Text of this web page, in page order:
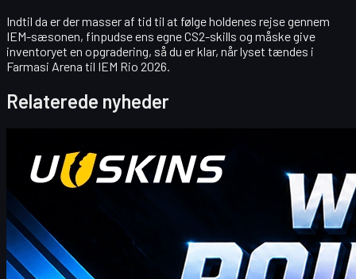
Indtil da er der masser af tid til at følge holdenes rejse gennem
IEM-sæsonen, finpudse ens egne CS2-skills og måske give
inventoryet en opgradering, så du er klar, når lyset tændes i
Farmasi Arena til IEM Rio 2026.
Relaterede nyheder
Hej CS2-handlere! Velkommen til vores ugentlige
bonusblog!
hvor du finder de seneste og mest omfattende UUSKINS
gavepunktkoder til denne uge. Vi opdaterer denne side ugentligt
for at give dig ekstra gavepoint. Så længe din ordre opfylder det
tilsvarende beløb, kan du bruge nedenstående koder til at indløse